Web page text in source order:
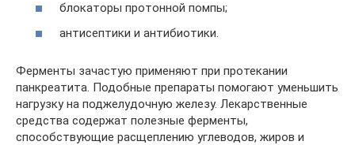
блокаторы протонной помпы;
антисептики и антибиотики.
Ферменты зачастую применяют при протекании
панкреатита. Подобные препараты помогают уменьшить
нагрузку на поджелудочную железу. Лекарственные
средства содержат полезные ферменты,
способствующие расщеплению углеводов, жиров и